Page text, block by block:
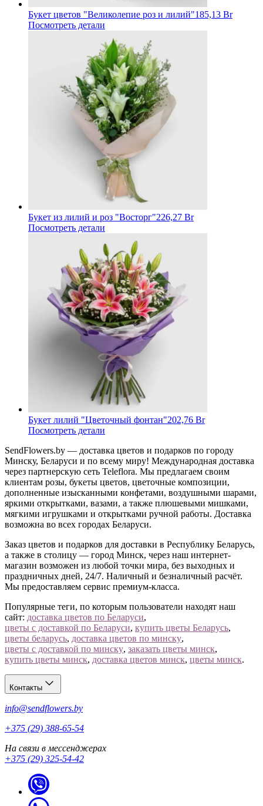
Букет цветов "Великолепие роз и лилий"185,13 Br
Посмотреть детали
Букет из лилий и роз "Восторг"226,27 Br
Посмотреть детали
Букет лилий "Цветочный фонтан"202,76 Br
Посмотреть детали
SendFlowers.by — доставка цветов и подарков по городу
Минску, Беларуси и по всему миру! Международная доставка
через партнерскую сеть Teleflora. Мы предлагаем своим
клиентам розы, букеты цветов, цветочные композиции,
дополненные изысканными конфетами, воздушными шарами,
яркими открытками, вазами, а также плюшевыми мишками,
мягкими игрушками и открытками ручной работы. Доставка
возможна во всех городах Беларуси.
Заказ цветов и подарков для доставки в Республику Беларусь,
а также в столицу — город Минск, через наш интернет-
магазин возможен из любой точки мира, без выходных и
праздничных дней, 24/7. Наличный и безналичный расчёт.
Мы предоставляем сервис премиум-класса.
Популярные теги, по которым пользователи находят наш
сайт: доставка цветов по Беларуси,
цветы с доставкой по Беларуси, купить цветы Беларусь,
цветы беларусь, доставка цветов по минску,
цветы с доставкой по минску, заказать цветы минск,
купить цветы минск, доставка цветов минск, цветы минск.
Контакты
info@sendflowers.by
+375 (29) 388-65-54
На связи в мессенджерах
+375 (29) 325-54-42